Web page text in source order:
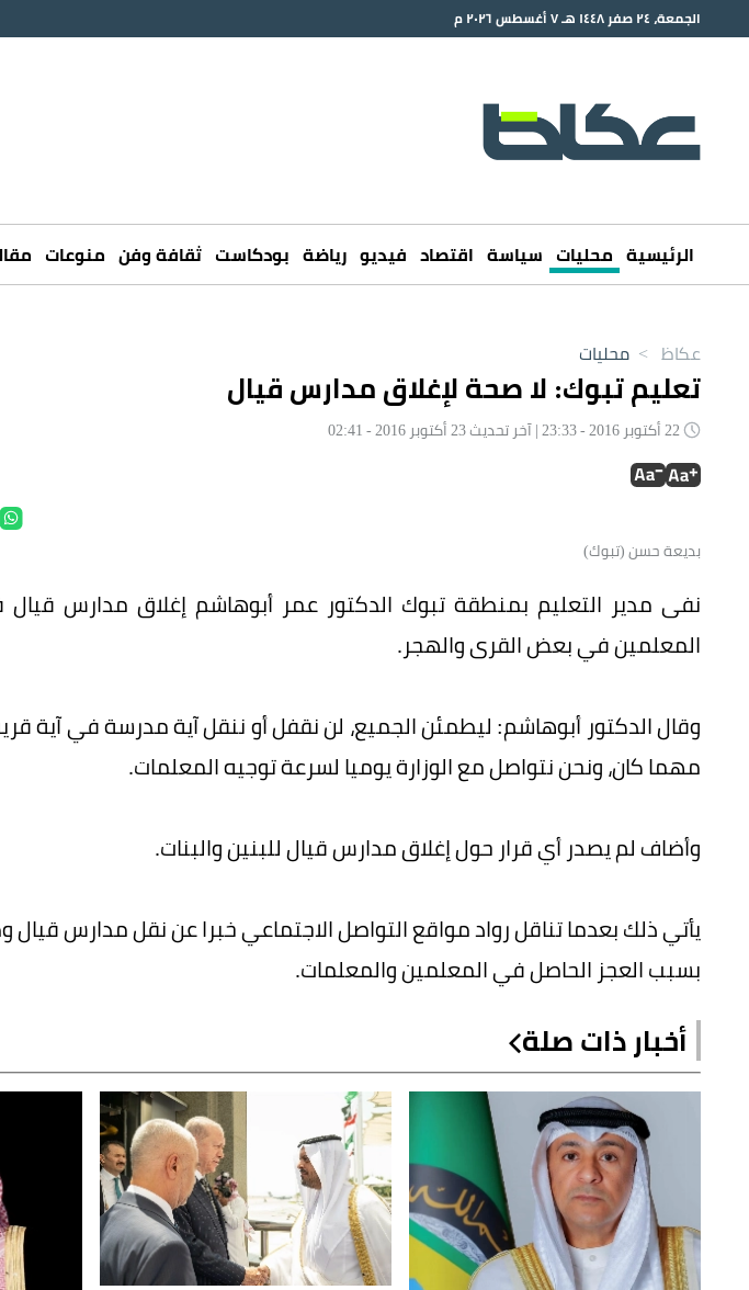
الجمعة، ٢٤ صفر ١٤٤٨ هـ ٧ أغسطس ٢٠٢٦ م
الرئيسية محليات سياسة اقتصاد فيديو رياضة بودكاست ثقافة وفن منوعات
عكاظ > محليات
تعليم تبوك: لا صحة لإغلاق مدارس قيال
بديعة حسن (تبوك)
نفى مدير التعليم بمنطقة تبوك الدكتور عمر أبوهاشم إغلاق مدارس
المعلمين في بعض القرى والهجر.
وقال الدكتور أبوهاشم: ليطمئن الجميع، لن نقفل أو ننقل آية مدرسة في آية
مهما كان، ونحن نتواصل مع الوزارة يوميا لسرعة توجيه المعلمات.
وأضاف لم يصدر أي قرار حول إغلاق مدارس قيال للبنين والبنات.
يأتي ذلك بعدما تناقل رواد مواقع التواصل الاجتماعي خبرا عن نقل مدارس
بسبب العجز الحاصل في المعلمين والمعلمات.
أخبار ذات صلة